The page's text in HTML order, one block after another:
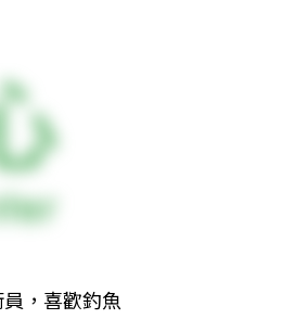
，喜歡釣魚